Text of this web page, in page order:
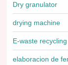
Dry granulator
drying machine
E-waste recycling
elaboracion de